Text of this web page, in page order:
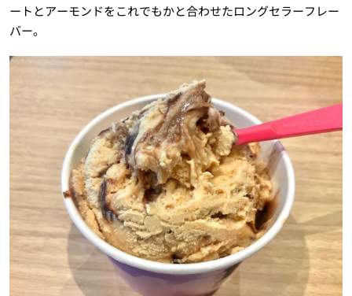
ートとアーモンドをこれでもかと合わせたロングセラーフレー
バー。